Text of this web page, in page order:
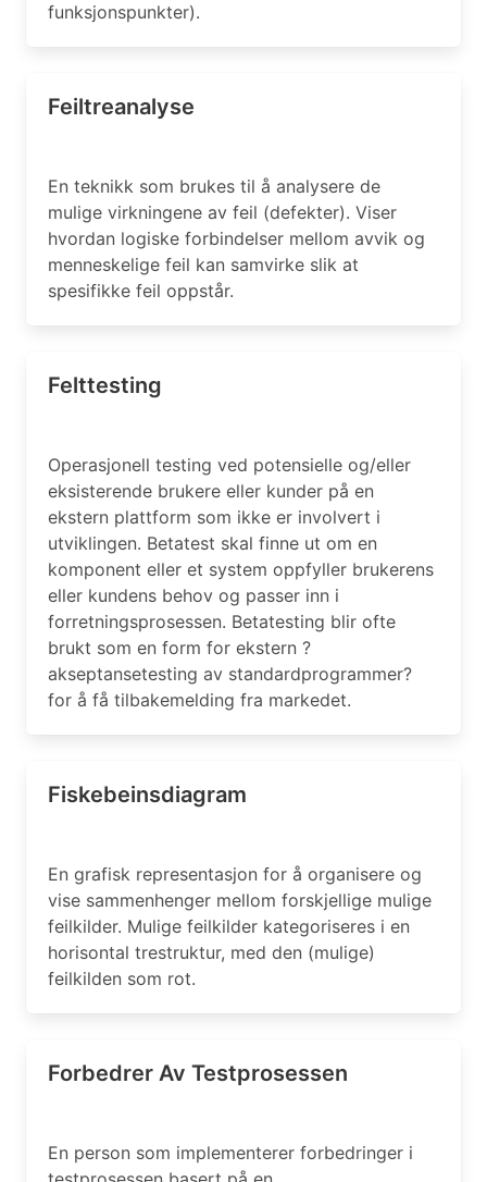
funksjonspunkter).
Feiltreanalyse
En teknikk som brukes til å analysere de
mulige virkningene av feil (defekter). Viser
hvordan logiske forbindelser mellom avvik og
menneskelige feil kan samvirke slik at
spesifikke feil oppstår.
Felttesting
Operasjonell testing ved potensielle og/eller
eksisterende brukere eller kunder på en
ekstern plattform som ikke er involvert i
utviklingen. Betatest skal finne ut om en
komponent eller et system oppfyller brukerens
eller kundens behov og passer inn i
forretningsprosessen. Betatesting blir ofte
brukt som en form for ekstern ?
akseptansetesting av standardprogrammer?
for å få tilbakemelding fra markedet.
Fiskebeinsdiagram
En grafisk representasjon for å organisere og
vise sammenhenger mellom forskjellige mulige
feilkilder. Mulige feilkilder kategoriseres i en
horisontal trestruktur, med den (mulige)
feilkilden som rot.
Forbedrer Av Testprosessen
En person som implementerer forbedringer i